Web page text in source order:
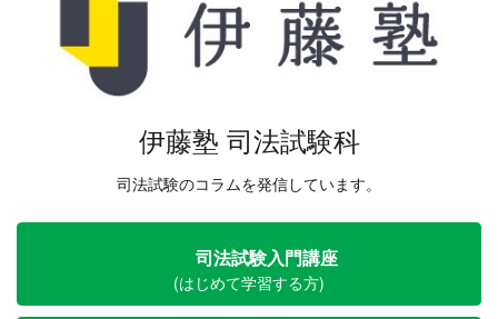
伊藤塾 司法試験科
司法試験のコラムを発信しています。
司法試験入門講座
(はじめて学習する方)